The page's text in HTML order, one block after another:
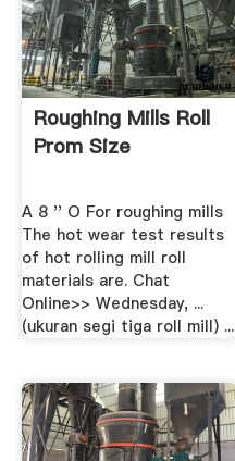
Roughing Mills Roll
Prom Size
A 8 '' O For roughing mills
The hot wear test results
of hot rolling mill roll
materials are. Chat
Online>> Wednesday, ...
(ukuran segi tiga roll mill) ...